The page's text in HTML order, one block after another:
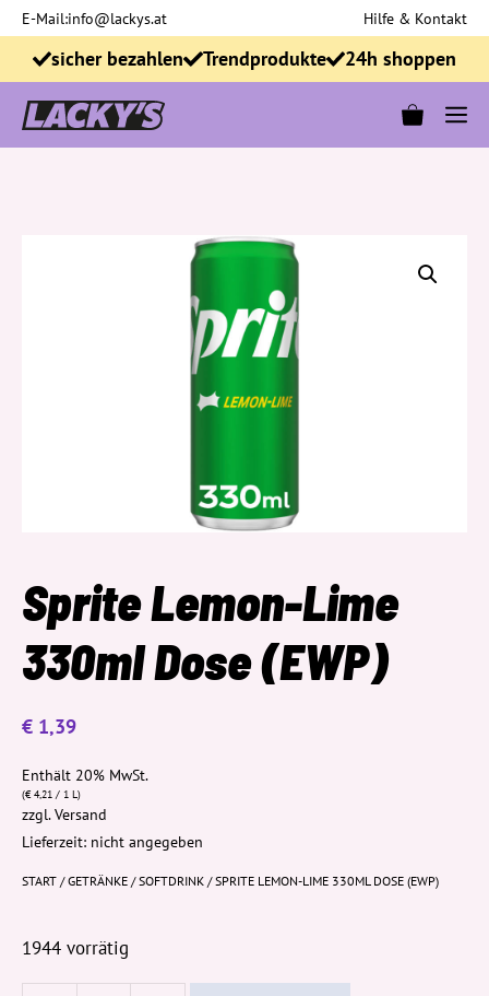
Zum
Inhalt
springen
E-Mail:info@lackys.at Hilfe & Kontakt
sicher bezahlen Trendprodukte 24h shoppen
Sprite Lemon-Lime
330ml Dose (EWP)
€ 1,39
Enthält 20% MwSt.
(€4,21 / 1 L)
zzgl.Versand
Lieferzeit: nicht angegeben
START /GETRÄNKE /SOFTDRINK / SPRITE LEMON-LIME 330ML DOSE (EWP)
1944 vorrätig